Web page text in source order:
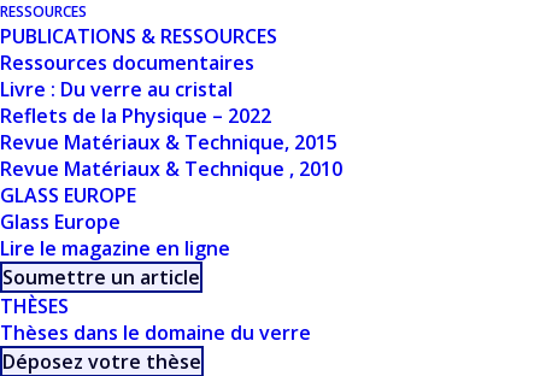
RESSOURCES
PUBLICATIONS & RESSOURCES
Ressources documentaires
Livre : Du verre au cristal
Reflets de la Physique – 2022
Revue Matériaux & Technique, 2015
Revue Matériaux & Technique , 2010
GLASS EUROPE
Glass Europe
Lire le magazine en ligne
Soumettre un article
THÈSES
Thèses dans le domaine du verre
Déposez votre thèse
COMPOSITIONS
ET ÉQUILIBRE
RÉDOX - M-H.
CHOPINET